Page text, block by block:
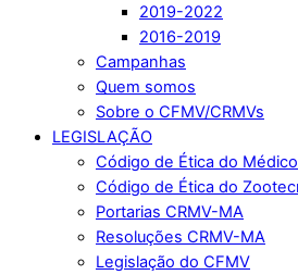
2019-2022
2016-2019
Campanhas
Quem somos
Sobre o CFMV/CRMVs
LEGISLAÇÃO
Código de Ética do
Código de Ética do
Portarias CRMV-MA
Resoluções CRMV-MA
Legislação do CFMV